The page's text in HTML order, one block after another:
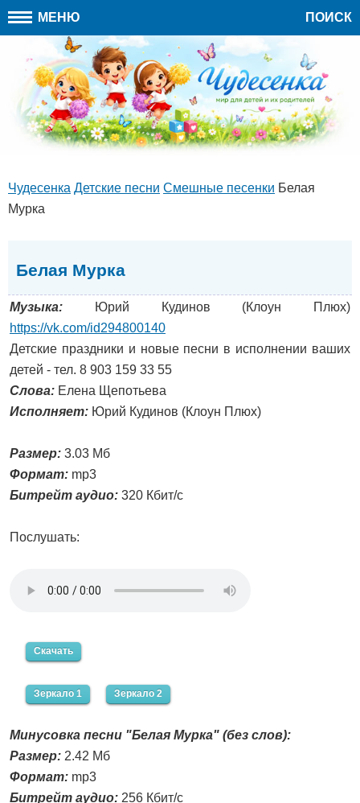
МЕНЮ ПОИСК
Чудесенка Детские песни Cмешные песенки Белая
Мурка
Белая Мурка
Музыка: Юрий Кудинов (Клоун Плюх)
https://vk.com/id294800140
Детские праздники и новые песни в исполнении ваших
детей - тел. 8 903 159 33 55
Слова: Елена Щепотьева
Исполняет: Юрий Кудинов (Клоун Плюх)
Размер: 3.03 Мб
Формат: mp3
Битрейт аудио: 320 Кбит/с
Послушать:
Скачать
Зеркало 1 Зеркало 2
Минусовка песни "Белая Мурка" (без слов):
Размер: 2.42 Мб
Формат: mp3
Битрейт аудио: 256 Кбит/с